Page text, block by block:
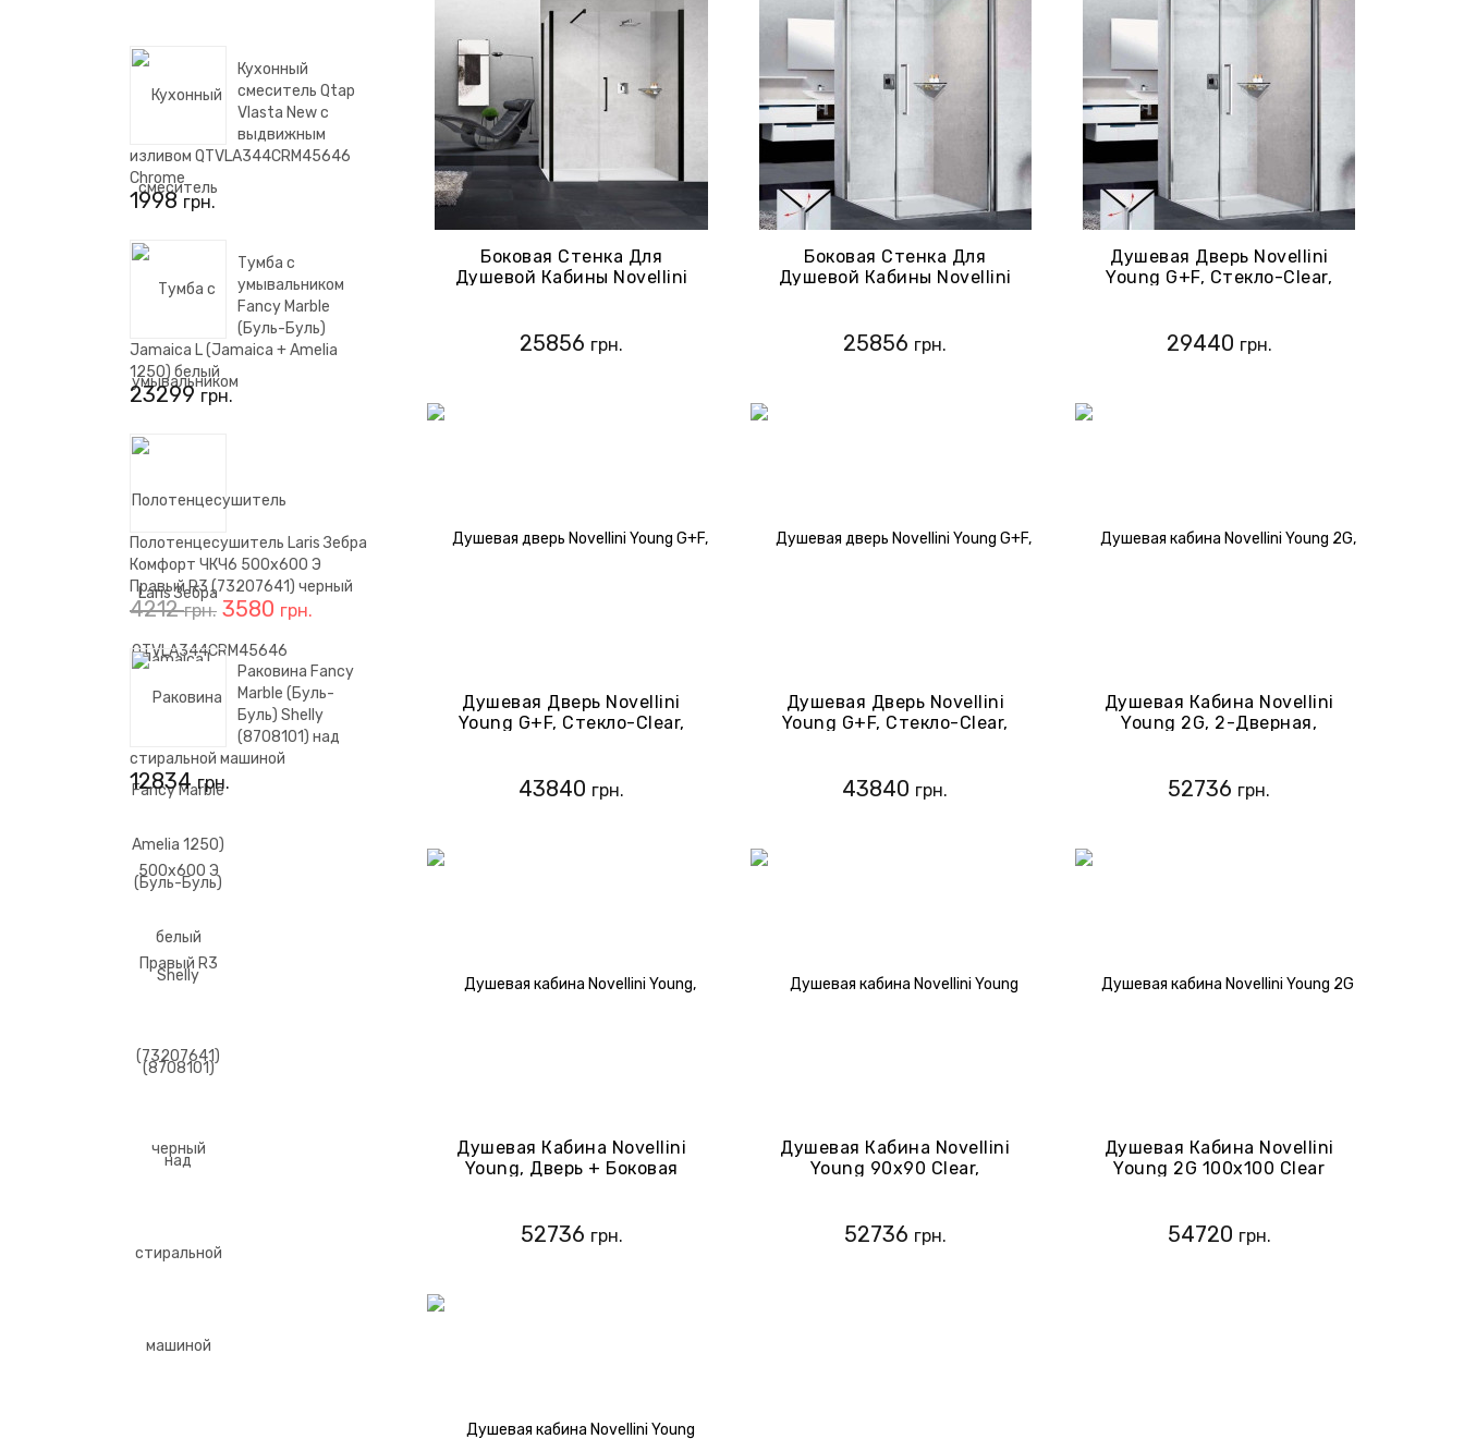
Боковая Стенка Для
Душевой Кабины Novellini
(Y2F1B89-1H)
25856 грн.
Боковая Стенка Для
Душевой Кабины Novellini
25856 грн.
Душевая Дверь Novellini
Young G+F, Стекло-Clear,
29440 грн.
Душевая Дверь Novellini
Young G+F, Стекло-Clear,
43840 грн.
Душевая Дверь Novellini
Young G+F, Стекло-Clear,
43840 грн.
Душевая Кабина Novellini
Young 2G, 2-Дверная,
1K+Y22G89L-1K)
52736 грн.
Душевая Кабина Novellini
Young, Дверь + Боковая
(Y2G89-1K+Y2FG89-1K)
52736 грн.
Душевая Кабина Novellini
Young 90х90 Clear,
52736 грн.
Душевая Кабина Novellini
Young 2G 100х100 Clear
54720 грн.
Кухонный
смеситель Qtap
Vlasta New с
выдвижным
изливом QTVLA344CRM45646
Chrome
1998грн.
Тумба с
умывальником
Fancy Marble
(Буль-Буль)
Jamaica L (Jamaica + Amelia
1250) белый
23299 грн.
Полотенцесушитель Laris Зебра
Комфорт ЧКЧ6 500x600 Э
Правый R3 (73207641) черный
4212грн. 3580 грн.
Раковина Fancy
Marble (Буль-
Буль) Shelly
(8708101) над
стиральной машиной
12834грн.